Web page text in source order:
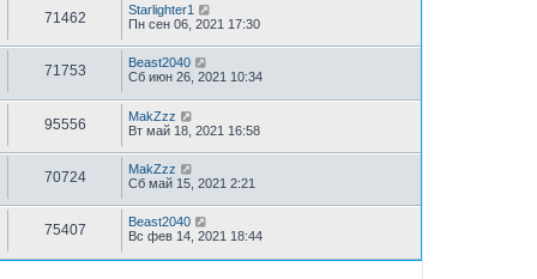
71462
Starlighter1
Пн сен 06, 2021 17:30
71753
Beast2040
Сб июн 26, 2021 10:34
95556
MakZzz
Вт май 18, 2021 16:58
70724
MakZzz
Сб май 15, 2021 2:21
75407
Beast2040
Вс фев 14, 2021 18:44